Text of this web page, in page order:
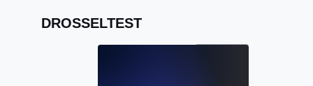
DROSSELTEST